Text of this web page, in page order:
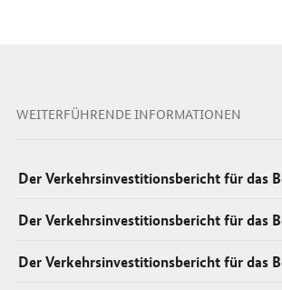
WEITERFÜHRENDE INFORMATIONEN
Der Verkehrsinvestitionsbericht für das
Der Verkehrsinvestitionsbericht für das
Der Verkehrsinvestitionsbericht für das